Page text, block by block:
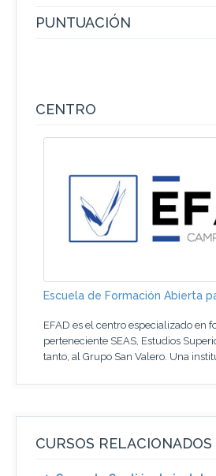
PUNTUACIÓN
CENTRO
Escuela de Formación Abierta
EFAD es el centro especializado en
perteneciente SEAS, Estudios
tanto, al Grupo San Valero. Una
CURSOS RELACIONADOS